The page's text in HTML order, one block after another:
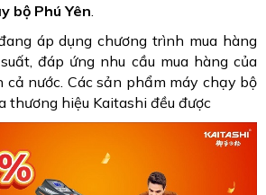
bộ Phú Yên
áp dụng chương trình mua hàng
đáp ứng nhu cầu mua hàng của
cả nước. Các sản phẩm máy chạy bộ
thương hiệu Kaitashi đều được